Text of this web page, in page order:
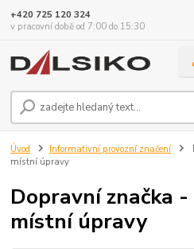
+420 725 120 324
v pracovní době od 7:00 do 15:30
Úvod Informativní provozní značení
místní úpravy
Dopravní značka
místní úpravy